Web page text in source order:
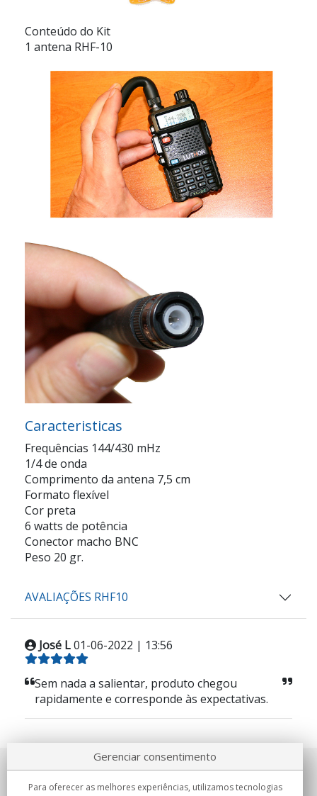
Conteúdo do Kit
1 antena RHF-10
Caracteristicas
Frequências 144/430 mHz
1/4 de onda
Comprimento da antena 7,5 cm
Formato flexível
Cor preta
6 watts de potência
Conector macho BNC
Peso 20 gr.
AVALIAÇÕES RHF10
José L01-06-2022 | 13:56
Sem nada a salientar, produto chegou
rapidamente e corresponde às expectativas.
Sobre nosotros
Gerenciar consentimento
Para oferecer as melhores experiências, utilizamos tecnologias